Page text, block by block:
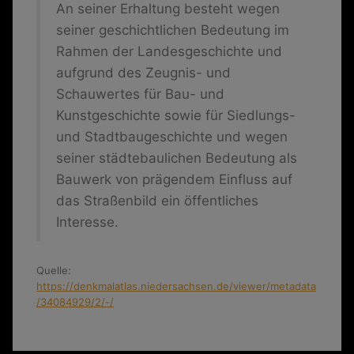
An seiner Erhaltung besteht wegen
seiner geschichtlichen Bedeutung im
Rahmen der Landesgeschichte und
aufgrund des Zeugnis- und
Schauwertes für Bau- und
Kunstgeschichte sowie für Siedlungs-
und Stadtbaugeschichte und wegen
seiner städtebaulichen Bedeutung als
Bauwerk von prägendem Einfluss auf
das Straßenbild ein öffentliches
Interesse.
Quelle:
https://denkmalatlas.niedersachsen.de/viewer/metadata
/34084929/2/-/